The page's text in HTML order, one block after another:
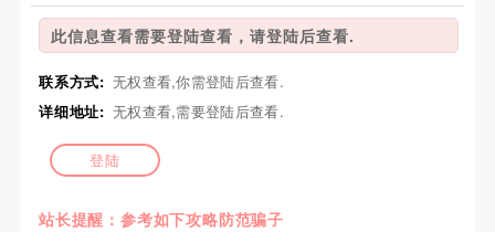
此信息查看需要登陆查看，请登陆后查看.
联系方式: 无权查看,你需登陆后查看.
详细地址: 无权查看,需要登陆后查看.
登陆
站长提醒：参考如下攻略防范骗子